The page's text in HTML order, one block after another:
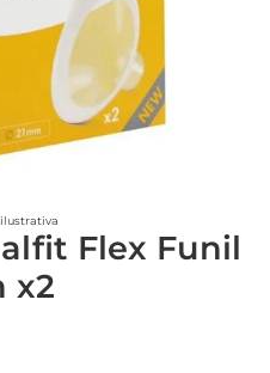
Flex Funil
x2